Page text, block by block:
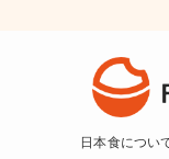
日本食につい